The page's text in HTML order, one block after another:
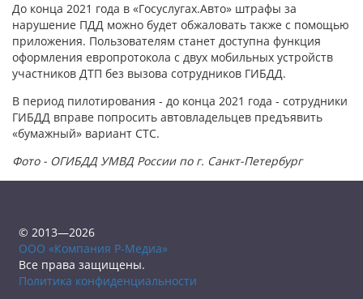
До конца 2021 года в «Госуслугах.Авто» штрафы за
нарушение ПДД можно будет обжаловать также с помощью
приложения. Пользователям станет доступна функция
оформления европротокола с двух мобильных устройств
участников ДТП без вызова сотрудников ГИБДД.
В период пилотирования - до конца 2021 года - сотрудники
ГИБДД вправе попросить автовладельцев предъявить
«бумажный» вариант СТС.
Фото - ОГИБДД УМВД России по г. Санкт-Петербург
© 2013—2026
ООО «Компания Р-Медиа»
Все права защищены.
Политика конфиденциальности